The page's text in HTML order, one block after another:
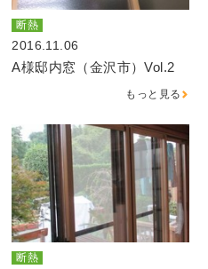
断熱
2016.11.06
A様邸内窓（金沢市）Vol.2
もっと見る
断熱